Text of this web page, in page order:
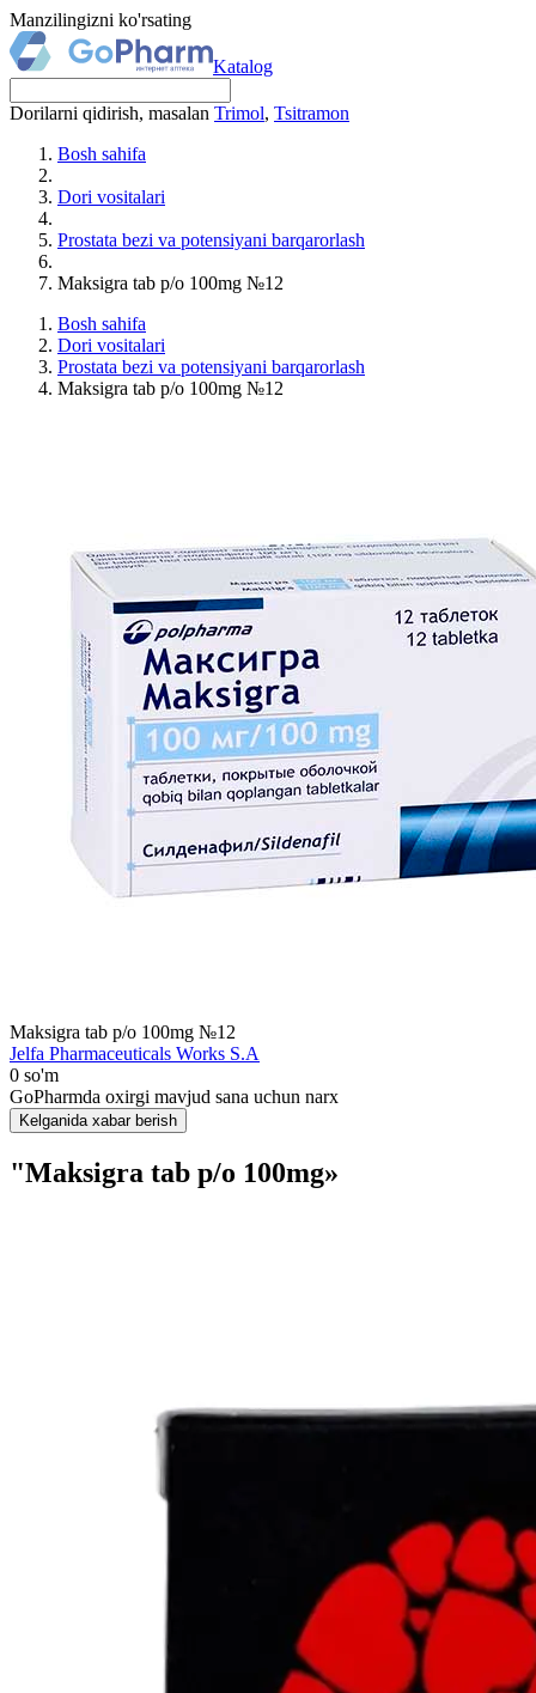
Manzilingizni ko'rsating
Katalog
Dorilarni qidirish, masalan Trimol, Tsitramon
Bosh sahifa
Dori vositalari
Prostata bezi va potensiyani barqarorlash
Maksigra tab p/o 100mg №12
Bosh sahifa
Dori vositalari
Prostata bezi va potensiyani barqarorlash
Maksigra tab p/o 100mg №12
Maksigra tab p/o 100mg №12
Jelfa Pharmaceuticals Works S.A
0 so'm
GoPharmda oxirgi mavjud sana uchun narx
Kelganida xabar berish
"Maksigra tab p/o 100mg»